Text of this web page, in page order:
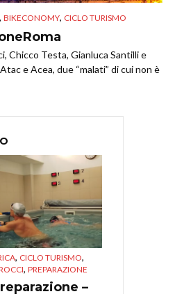
, BIKECONOMY, CICLO TURISMO
Chicco Testa, Gianluca Santilli e
e Acea, due “malati” di cui non è
, CICLO TURISMO,
, PREPARAZIONE
–